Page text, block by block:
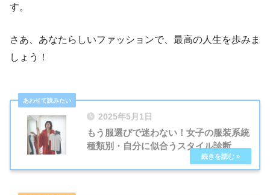
す。
さあ、あなたらしいファッションで、最高の人生を歩みま
しょう！
2025年5月1日
もう服選びで迷わない！女子の服装系統
種類別・自分に似合うスタイル診断